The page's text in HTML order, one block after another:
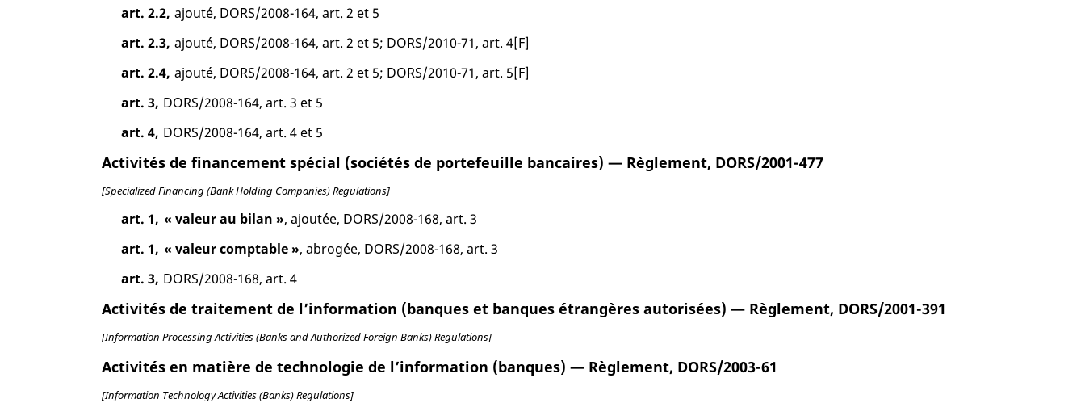
art. 2.2, ajouté, DORS/2008-164, art. 2 et 5
art. 2.3, ajouté, DORS/2008-164, art. 2 et 5; DORS/2010-71, art. 4[F]
art. 2.4, ajouté, DORS/2008-164, art. 2 et 5; DORS/2010-71, art. 5[F]
art. 3, DORS/2008-164, art. 3 et 5
art. 4, DORS/2008-164, art. 4 et 5
Activités de financement spécial (sociétés de portefeuille bancaires) — Règlement, DORS/2001-477
[Specialized Financing (Bank Holding Companies) Regulations]
art. 1, « valeur au bilan » , ajoutée, DORS/2008-168, art. 3
art. 1, « valeur comptable » , abrogée, DORS/2008-168, art. 3
art. 3, DORS/2008-168, art. 4
Activités de traitement de l’information (banques et banques étrangères autorisées) — Règlement, DORS/2001-391
[Information Processing Activities (Banks and Authorized Foreign Banks) Regulations]
Activités en matière de technologie de l’information (banques) — Règlement, DORS/2003-61
[Information Technology Activities (Banks) Regulations]